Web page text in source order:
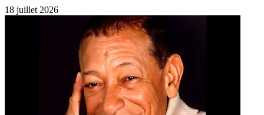
18 juillet 2026